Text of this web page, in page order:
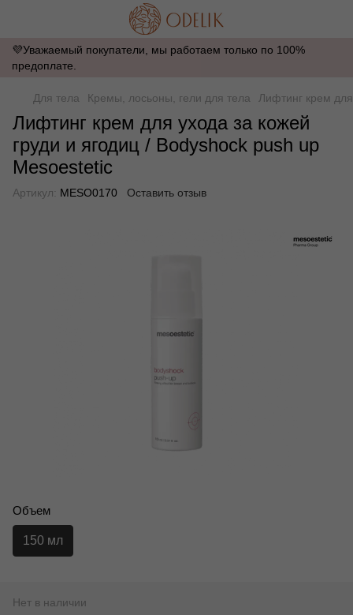
💜Уважаемый покупатели, мы работаем только по 100%
предоплате.
Для тела Кремы, лосьоны, гели для тела Лифтинг крем
Лифтинг крем для ухода за кожей
груди и ягодиц / Bodyshock push up
Mesoestetic
Артикул: MESO0170 Оставить отзыв
Объем
150 мл
Нет в наличии